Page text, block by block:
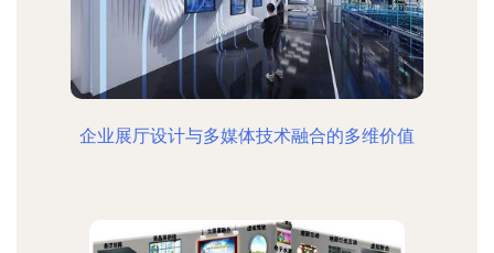
企业展厅设计与多媒体技术融合的多维价值